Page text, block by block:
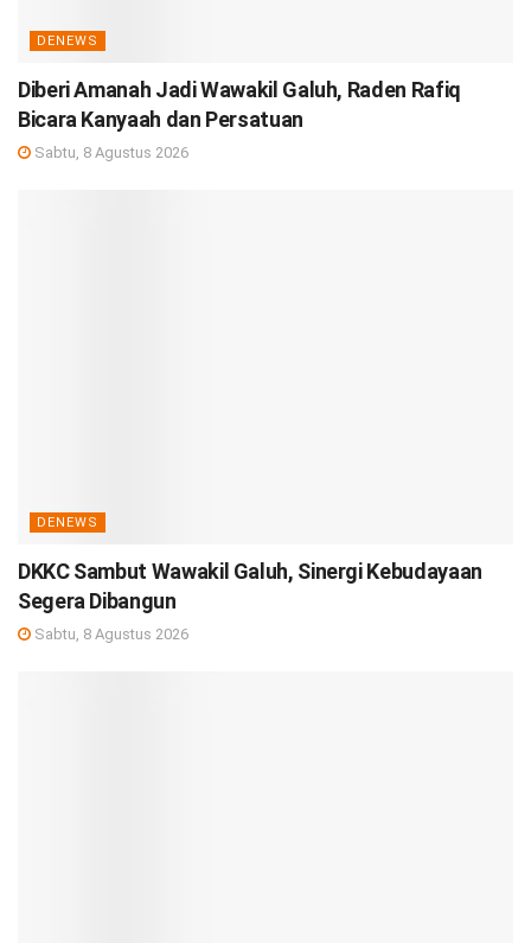
DENEWS
Diberi Amanah Jadi Wawakil Galuh, Raden Rafiq
Bicara Kanyaah dan Persatuan
Sabtu, 8 Agustus 2026
DENEWS
DKKC Sambut Wawakil Galuh, Sinergi Kebudayaan
Segera Dibangun
Sabtu, 8 Agustus 2026